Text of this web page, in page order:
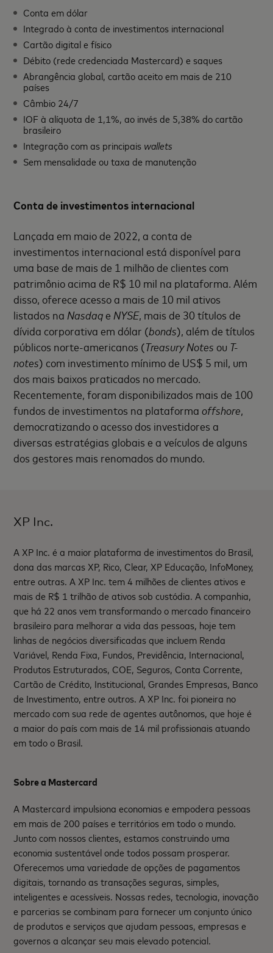
Conta em dólar
Integrado à conta de investimentos internacional
Cartão digital e físico
Débito (rede credenciada Mastercard) e saques
Abrangência global, cartão aceito em mais de 210
países
Câmbio 24/7
IOF à alíquota de 1,1%, ao invés de 5,38% do cartão
brasileiro
Integração com as principais wallets
Sem mensalidade ou taxa de manutenção
Conta de investimentos internacional
Lançada em maio de 2022, a conta de
investimentos internacional está disponível para
uma base de mais de 1 milhão de clientes com
patrimônio acima de R$ 10 mil na plataforma. Além
disso, oferece acesso a mais de 10 mil ativos
listados na Nasdaqe NYSE, mais de 30 títulos de
dívida corporativa em dólar (bonds), além de títulos
públicos norte-americanos (Treasury Notes ou T-
notes) com investimento mínimo de US$ 5 mil, um
dos mais baixos praticados no mercado.
Recentemente, foram disponibilizados mais de 100
fundos de investimentos na plataformaoffshore
democratizando o acesso dos investidores a
diversas estratégias globais e a veículos de alguns
dos gestores mais renomados do mundo.
XP Inc.
A XP Inc. é a maior plataforma de investimentos do Brasil,
dona das marcas XP, Rico, Clear, XP Educação, InfoMoney,
entre outras. A XP Inc. tem 4 milhões de clientes ativos e
mais de R$ 1 trilhão de ativos sob custódia. A companhia,
que há 22 anos vem transformando o mercado financeiro
brasileiro para melhorar a vida das pessoas, hoje tem
linhas de negócios diversificadas que incluem Renda
Variável, Renda Fixa, Fundos, Previdência, Internacional,
Produtos Estruturados, COE, Seguros, Conta Corrente,
Cartão de Crédito, Institucional, Grandes Empresas, Banco
de Investimento, entre outros. A XP Inc. foi pioneira no
mercado com sua rede de agentes autônomos, que hoje é
a maior do país com mais de 14 mil profissionais atuando
em todo o Brasil.
Sobre a Mastercard
A Mastercard impulsiona economias e empodera pessoas
em mais de 200 países e territórios em todo o mundo.
Junto com nossos clientes, estamos construindo uma
economia sustentável onde todos possam prosperar.
Oferecemos uma variedade de opções de pagamentos
digitais, tornando as transações seguras, simples,
inteligentes e acessíveis. Nossas redes, tecnologia, inovação
e parcerias se combinam para fornecer um conjunto único
de produtos e serviços que ajudam pessoas, empresas e
governos a alcançar seu mais elevado potencial.